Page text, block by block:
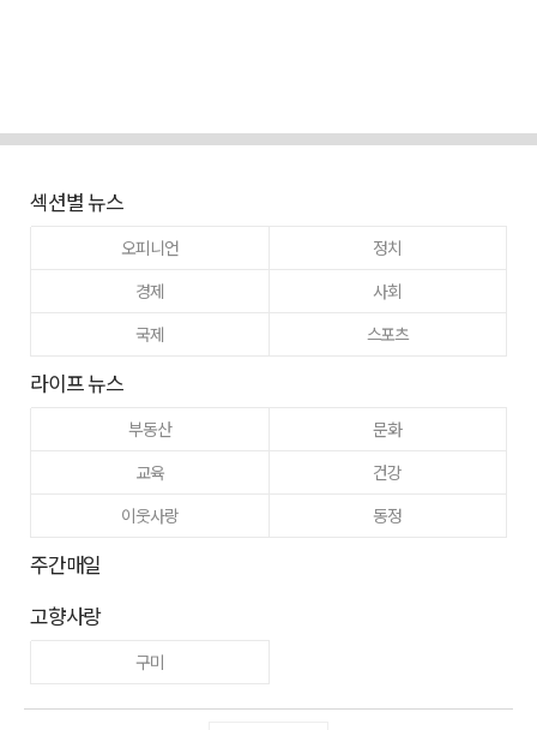
섹션별 뉴스
오피니언
정치
경제
사회
국제
스포츠
라이프 뉴스
부동산
문화
교육
건강
이웃사랑
동정
주간매일
고향사랑
구미